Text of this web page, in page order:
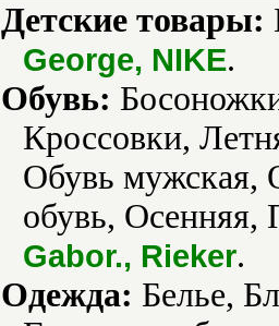
Детские товары:
George, NIKE.
Обувь:
Кроссовки,
Обувь мужская,
обувь, Осенняя,
Gabor., Rieker.
Одежда: Белье,